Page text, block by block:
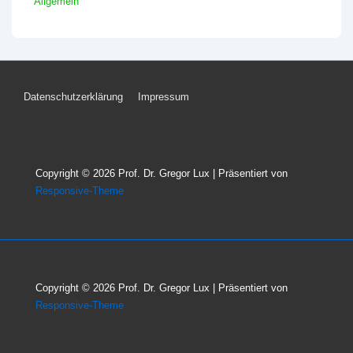
Footer-
Datenschutzerklärung Impressum
Copyright © 2026 Prof. Dr. Gregor Lux
| Präsentiert von
Responsive-Theme
Copyright © 2026 Prof. Dr. Gregor Lux
| Präsentiert von
Responsive-Theme